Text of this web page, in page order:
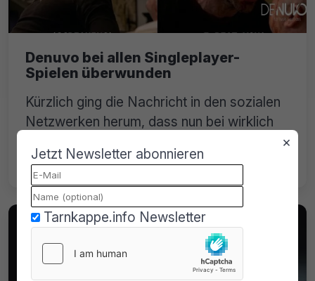
Denuvo bei allen Singleplayer-
Spielen überwunden
Kürzlich ging die Nachricht in den sozialen
Netzwerken herum, dass nun bei wirklich
umgangen wurde.
×
Jetzt Newsletter abonnieren
Tarnkappe.info Newsletter